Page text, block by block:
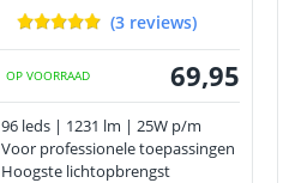
(3 reviews)
OP VOORRAAD 69,95
96 leds | 1231 lm | 25W p/m
Voor professionele toepassingen
Hoogste lichtopbrengst